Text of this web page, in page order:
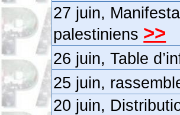
27 juin,
palestiniens >>
26 juin, Table
25 juin,
20 juin,